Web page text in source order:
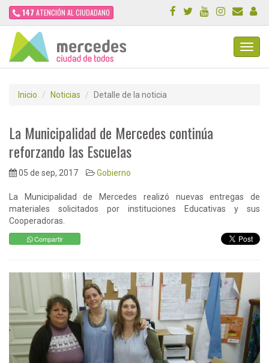
147 ATENCIÓN AL CIUDADANO
Inicio Noticias Detalle de la noticia
La Municipalidad de Mercedes continúa
reforzando las Escuelas
05 de sep, 2017 Gobierno
La Municipalidad de Mercedes realizó nuevas entregas de
materiales solicitados por instituciones Educativas y sus
Cooperadoras.
Compartir